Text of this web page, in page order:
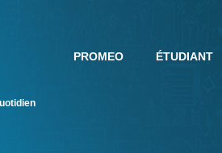
PROMEO ÉTUDIANT